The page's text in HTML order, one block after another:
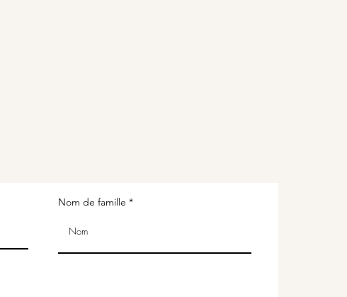
Nom de famille